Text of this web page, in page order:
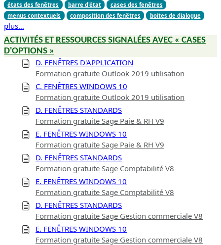
états des fenêtres
barre d'état
cases des fenêtres
menus contextuels
composition des fenêtres boites de dialogue
plus…
ACTIVITÉS ET RESSOURCES SIGNALÉES AVEC « CASES
D'OPTIONS »
D. FENÊTRES D'APPLICATION
Formation gratuite Outlook 2019 utilisation
C. FENÊTRES WINDOWS 10
Formation gratuite Outlook 2019 utilisation
D. FENÊTRES STANDARDS
Formation gratuite Sage Paie & RH V9
E. FENÊTRES WINDOWS 10
Formation gratuite Sage Paie & RH V9
D. FENÊTRES STANDARDS
Formation gratuite Sage Comptabilité V8
E. FENÊTRES WINDOWS 10
Formation gratuite Sage Comptabilité V8
D. FENÊTRES STANDARDS
Formation gratuite Sage Gestion commerciale V8
E. FENÊTRES WINDOWS 10
Formation gratuite Sage Gestion commerciale V8